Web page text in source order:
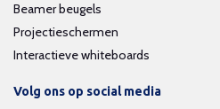
Beamer beugels
Projectieschermen
Interactieve whiteboards
Volg ons op social media